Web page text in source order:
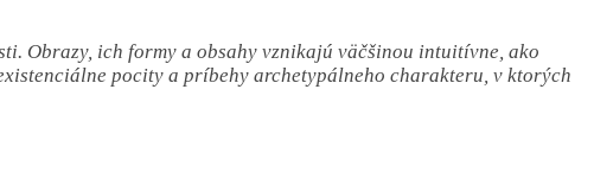
Obrazy, ich formy a obsahy vznikajú väčšinou intuitívne, ako
pocity a príbehy archetypálneho charakteru, v ktorých